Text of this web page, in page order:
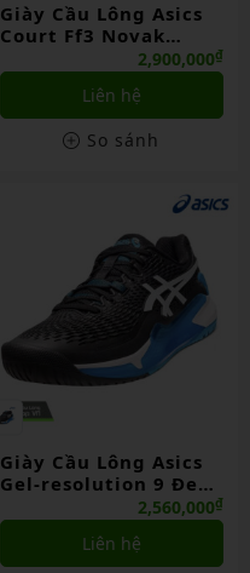
Giày Cầu Lông Asics
Court Ff3 Novak
Hồng Lựu (l. Garnet)
2,900,000₫
Liên hệ
So sánh
Giày Cầu Lông Asics
Gel-resolution 9 Đen
2,560,000₫
Liên hệ